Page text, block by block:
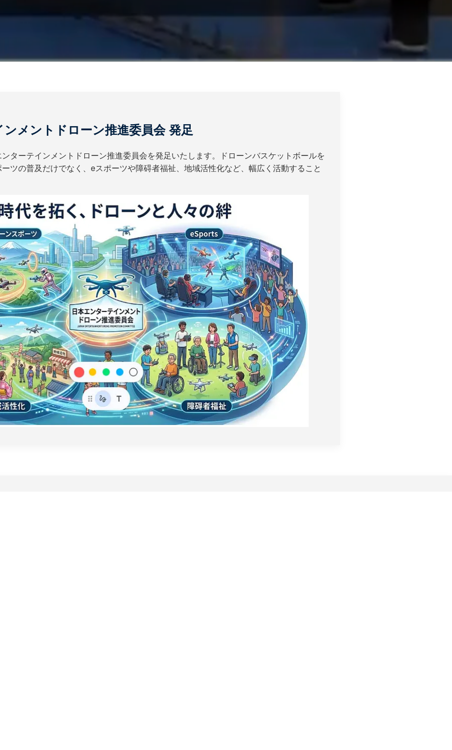
メントドローン推進委員会 発足
ターテインメントドローン推進委員会を発足いたします。ドローンバスケットボールを
ツの普及だけでなく、eスポーツや障碍者福祉、地域活性化など、幅広く活動すること